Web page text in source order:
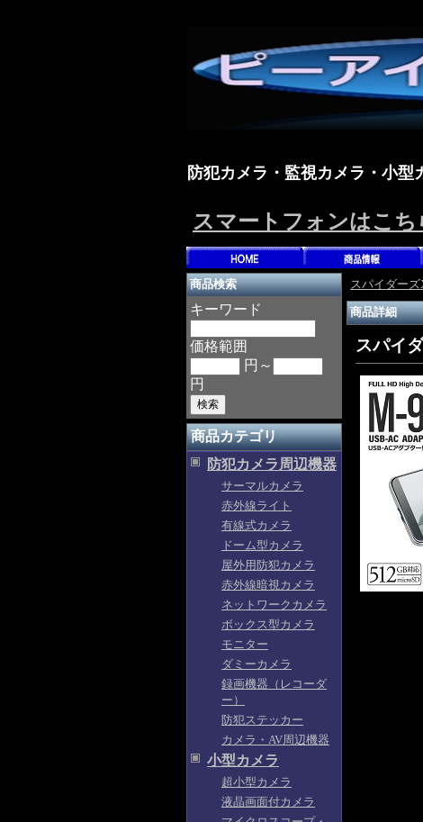
防犯カメラ・監視カメラ・小型
スマートフォンはこち
商品検索
キーワード
価格範囲
円～
円
商品カテゴリ
防犯カメラ周辺機器
サーマルカメラ
赤外線ライト
有線式カメラ
ドーム型カメラ
屋外用防犯カメラ
赤外線暗視カメラ
ネットワークカメラ
ボックス型カメラ
モニター
ダミーカメラ
録画機器（レコーダ
ー）
防犯ステッカー
カメラ・AV周辺機器
小型カメラ
超小型カメラ
液晶画面付カメラ
スパイダー
商品詳細
スパイ